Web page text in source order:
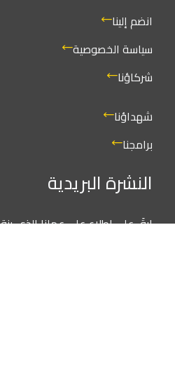
انضم إلينا
سياسة الخصوصية
شركاؤنا
شهداؤنا
برامجنا
النشرة البريدية
ابقَ على اطلاع على عملنا الذي